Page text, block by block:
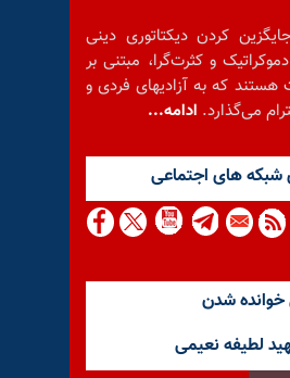
کردن دیکتاتوری دینی
و کثرت‌گرا، مبتنی بر
که به آزادیهای فردی و
می‌گذارد. ادامه...
شبكه هاى اجتماعى
شدن
لطیفه نعیمی